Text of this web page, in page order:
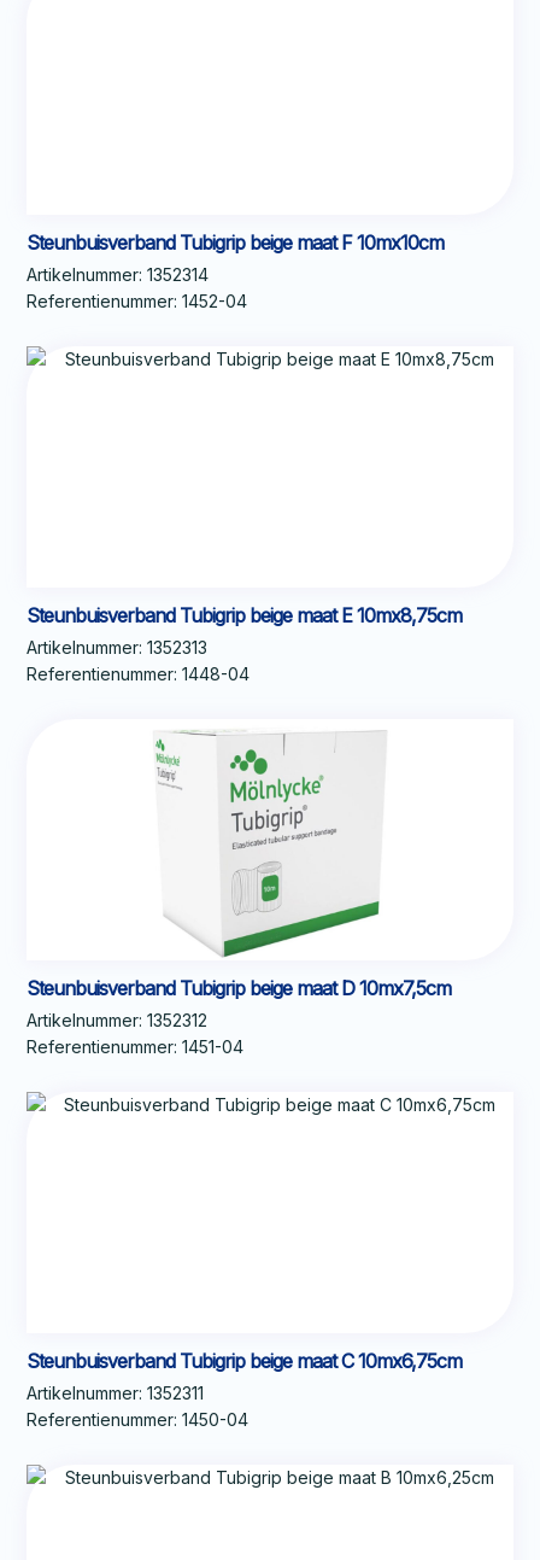
Steunbuisverband Tubigrip beige maat F 10mx10cm
Artikelnummer: 1352314
Referentienummer: 1452-04
Steunbuisverband Tubigrip beige maat E 10mx8,75cm
Artikelnummer: 1352313
Referentienummer: 1448-04
Steunbuisverband Tubigrip beige maat D 10mx7,5cm
Artikelnummer: 1352312
Referentienummer: 1451-04
Steunbuisverband Tubigrip beige maat C 10mx6,75cm
Artikelnummer: 1352311
Referentienummer: 1450-04